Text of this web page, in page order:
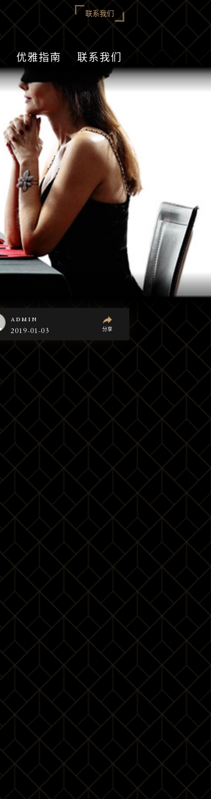
联系我们
优雅指南 联系我们
admin
2019-01-03 分享